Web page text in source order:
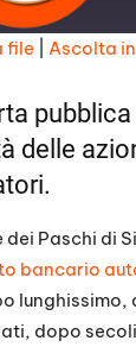
file Ascolta
delle
dei Paschi di
bancario
dopo